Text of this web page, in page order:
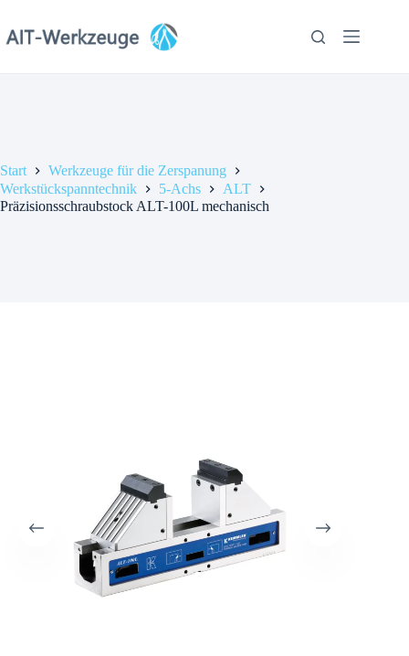
springen
Start
Werkzeuge für die Zerspanung
Werkstückspanntechnik
5-Achs
ALT
Präzisionsschraubstock ALT-100L mechanisch